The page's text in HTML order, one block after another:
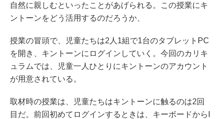
自然に親しむといったことがあげられる。この授業にキ
ントーンをどう活用するのだろうか、
授業の冒頭で、児童たちは2人1組で1台のタブレットPC
を開き、キントーンにログインしていく。今回のカリキ
ュラムでは、児童一人ひとりにキントーンのアカウント
が用意されている。
取材時の授業は、児童たちはキントーンに触るのは2回
目だ。前回初めてログインするときは、キーボードからI